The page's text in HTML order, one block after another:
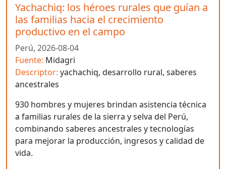
Yachachiq: los héroes rurales que guían a
las familias hacia el crecimiento
productivo en el campo
Perú, 2026-08-04
Fuente: Midagri
Descriptor: yachachiq, desarrollo rural, saberes
ancestrales
930 hombres y mujeres brindan asistencia técnica
a familias rurales de la sierra y selva del Perú,
combinando saberes ancestrales y tecnologías
para mejorar la producción, ingresos y calidad de
vida.